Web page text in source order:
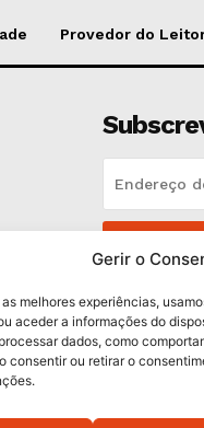
Gerir o
melhores experiências,
aceder a informações do
dados, como
consentir ou retirar o
Provedor do
Li e